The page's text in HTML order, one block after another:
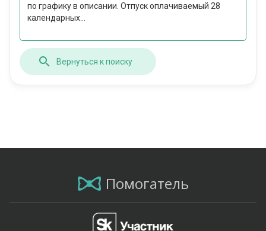
по графику в описании. Отпуск оплачиваемый 28
календарных...
Вернуться к поиску
Помогатель